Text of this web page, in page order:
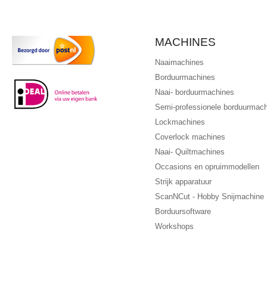
MACHINES
Naaimachines
Borduurmachines
Naai- borduurmachines
Semi-professionele
Lockmachines
Coverlock machines
Naai- Quiltmachines
Occasions en opruimmodellen
Strijk apparatuur
ScanNCut - Hobby Snijmachine
Borduursoftware
Workshops